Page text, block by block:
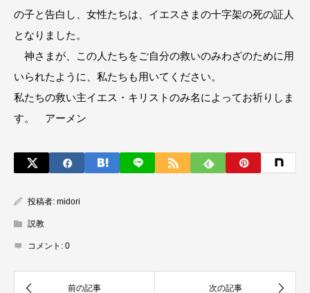
の子と告白し、女性たちは、イエスさまの十字架の死の証人
となりました。
神さまが、この人たちをご自分の救いのみわざのために用
いられたように、私たちも用いてください。
私たちの救い主イエス・キリストのみ名によってお祈りしま
す。 アーメン
投稿者: midori
説教
コメント: 0